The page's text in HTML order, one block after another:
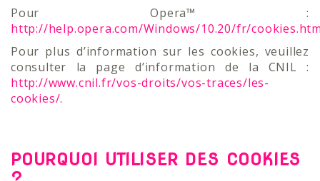
Pour Opera™ :
http://help.opera.com/Windows/10.20/fr/
Pour plus d’information sur les cookies, veuillez
consulter la page d’information de la CNIL :
http://www.cnil.fr/vos-droits/vos-traces/les-
cookies/.
POURQUOI UTILISER DES COOKIES